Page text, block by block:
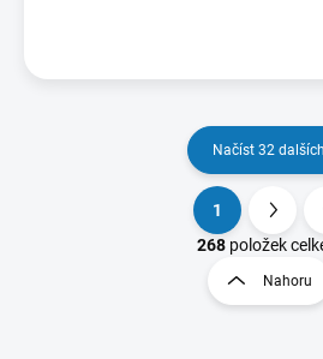
O
v
á
d
Načíst 32 dalších
S
t
r
á
1
268položek
Nahoru